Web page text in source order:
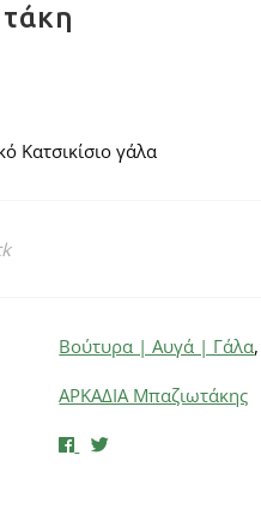
Κατσικίσιο γάλα
Βούτυρα | Αυγά | Γάλα,
ΑΡΚΑΔΙΑ Μπαζιωτάκης